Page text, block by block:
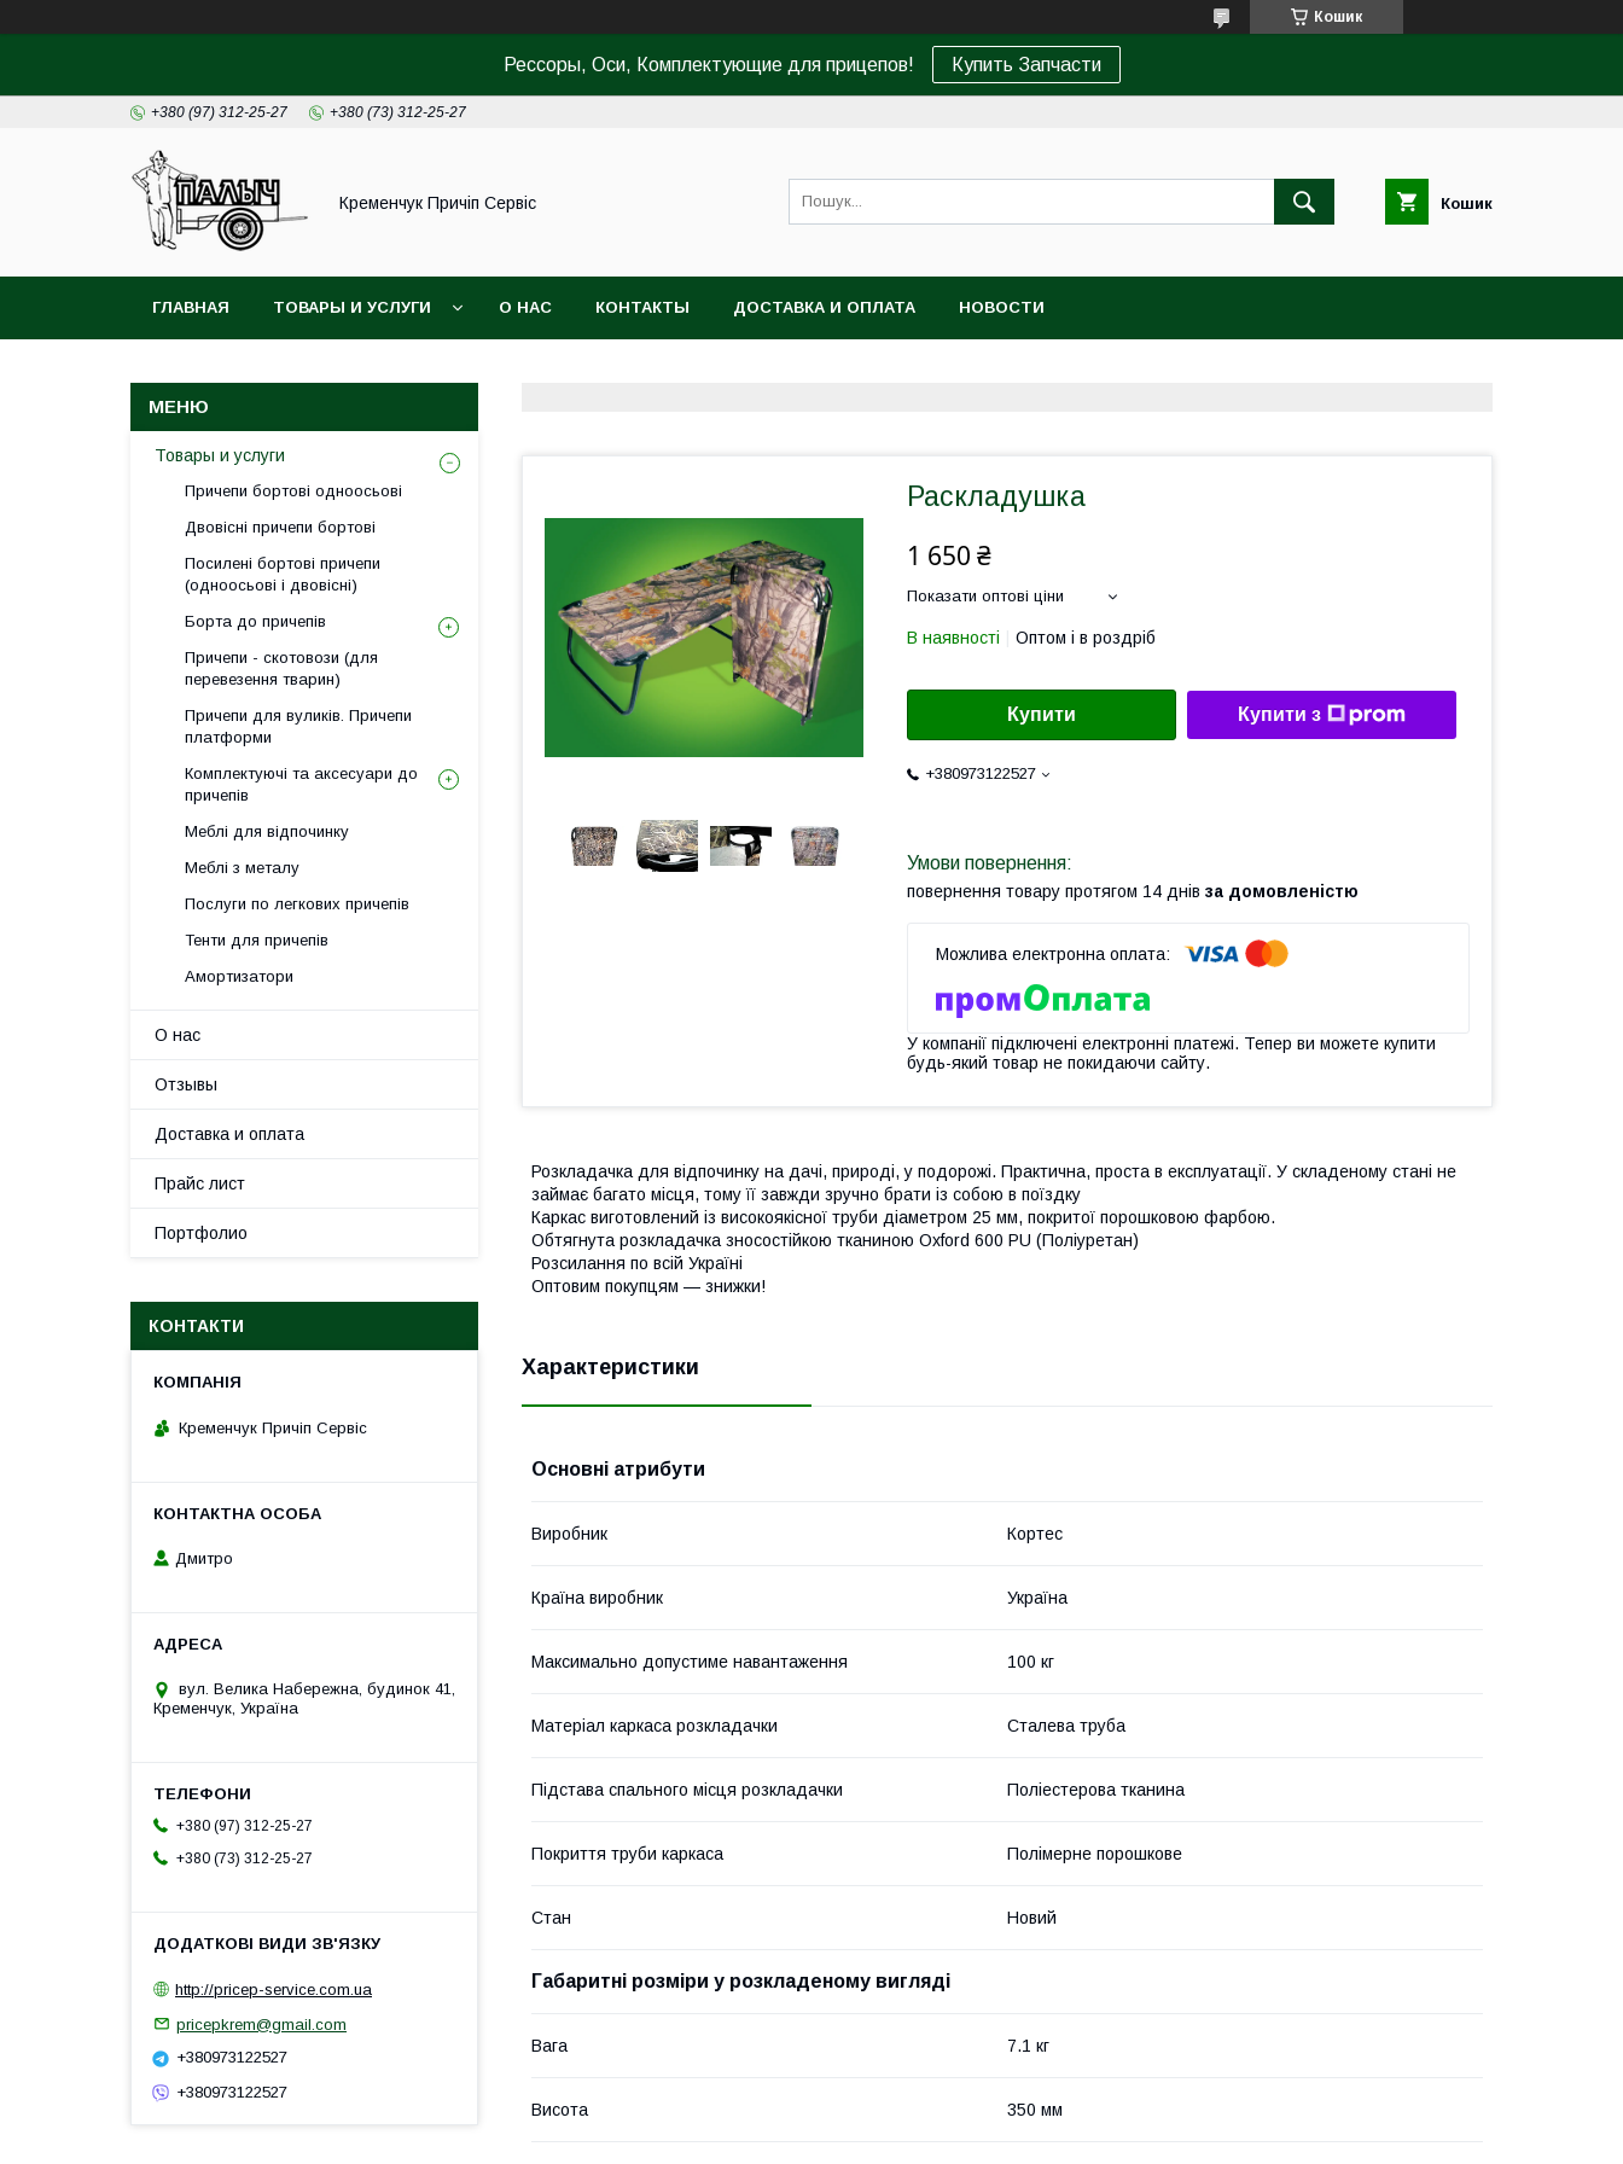
Кошик
Рессоры, Оси, Комплектующие для прицепов! Купить Запчасти
+380 (97) 312-25-27 +380 (73) 312-25-27
Кременчук Причіп Сервіс Кошик
ГЛАВНАЯ ТОВАРЫ И УСЛУГИ О НАС КОНТАКТЫ ДОСТАВКА И ОПЛАТА НОВОСТИ
Раскладушка
1 650 ₴
Показати оптові ціни
В наявності Оптом і в роздріб
Купити Купити з
+380973122527
повернення товару протягом 14 днів за домовленістю
У компанії підключені електронні платежі. Тепер ви можете купити
будь-який товар не покидаючи сайту.
Розкладачка для відпочинку на дачі, природі, у подорожі. Практична, проста в експлуатації. У складеному стані не
займає багато місця, тому її завжди зручно брати із собою в поїздку
Каркас виготовлений із високоякісної труби діаметром 25 мм, покритої порошковою фарбою.
Обтягнута розкладачка зносостійкою тканиною Oxford 600 PU (Поліуретан)
Розсилання по всій Україні
Оптовим покупцям — знижки!
Характеристики
Основні атрибути
Виробник Кортес
Країна виробник Україна
Максимально допустиме навантаження 100 кг
Матеріал каркаса розкладачки Сталева труба
Підстава спального місця розкладачки Поліестерова тканина
Покриття труби каркаса Полімерне порошкове
Стан Новий
Габаритні розміри у розкладеному вигляді
Вага 7.1 кг
Висота 350 мм
Товары и услуги
Причепи бортові одноосьові
Двовісні причепи бортові
Посилені бортові причепи
(одноосьові і двовісні)
Борта до причепів
Причепи - скотовози (для
перевезення тварин)
Причепи для вуликів. Причепи
платформи
Комплектуючі та аксесуари до
причепів
Меблі для відпочинку
Меблі з металу
Послуги по легкових причепів
Тенти для причепів
Амортизатори
О нас
Отзывы
Доставка и оплата
Прайс лист
Портфолио
КОНТАКТИ
Кременчук Причіп Сервіс
Дмитро
вул. Велика Набережна, будинок 41,
Кременчук, Україна
+380 (97) 312-25-27
+380 (73) 312-25-27
http://pricep-service.com.ua
pricepkrem@gmail.com
+380973122527
+380973122527